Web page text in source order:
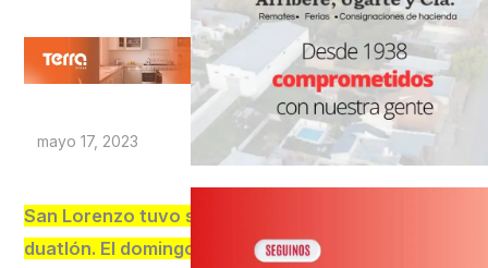
mayo 17, 2023
San Lorenzo tuvo su
duatlón. El domingo se